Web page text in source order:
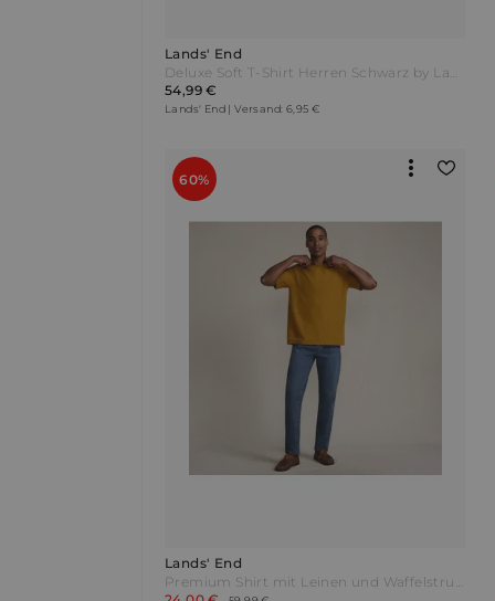
Lands' End
Deluxe Soft T-Shirt Herren Schwarz by Lands' End
54,99 €
Lands' End | Versand: 6,95 €
60%
Lands' End
Premium Shirt mit Leinen und Waffelstruktur Herren Gelb by Lands' End